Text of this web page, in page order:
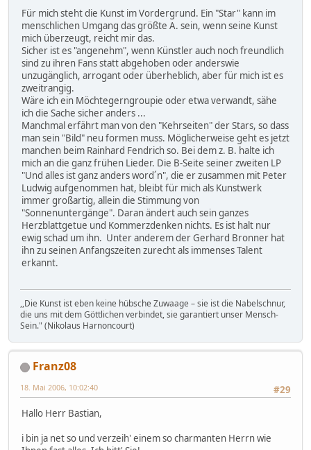
Für mich steht die Kunst im Vordergrund. Ein "Star" kann im
menschlichen Umgang das größte A. sein, wenn seine Kunst
mich überzeugt, reicht mir das.
Sicher ist es "angenehm", wenn Künstler auch noch freundlich
sind zu ihren Fans statt abgehoben oder anderswie
unzugänglich, arrogant oder überheblich, aber für mich ist es
zweitrangig.
Wäre ich ein Möchtegerngroupie oder etwa verwandt, sähe
ich die Sache sicher anders ...
Manchmal erfährt man von den "Kehrseiten" der Stars, so dass
man sein "Bild" neu formen muss. Möglicherweise geht es jetzt
manchen beim Rainhard Fendrich so. Bei dem z. B. halte ich
mich an die ganz frühen Lieder. Die B-Seite seiner zweiten LP
"Und alles ist ganz anders word´n", die er zusammen mit Peter
Ludwig aufgenommen hat, bleibt für mich als Kunstwerk
immer großartig, allein die Stimmung von
"Sonnenuntergänge". Daran ändert auch sein ganzes
Herzblattgetue und Kommerzdenken nichts. Es ist halt nur
ewig schad um ihn. Unter anderem der Gerhard Bronner hat
ihn zu seinen Anfangszeiten zurecht als immenses Talent
erkannt.
,,Die Kunst ist eben keine hübsche Zuwaage – sie ist die Nabelschnur,
die uns mit dem Göttlichen verbindet, sie garantiert unser Mensch-
Sein." (Nikolaus Harnoncourt)
Franz08
#29
18. Mai 2006, 10:02:40
Hallo Herr Bastian,
i bin ja net so und verzeih' einem so charmanten Herrn wie